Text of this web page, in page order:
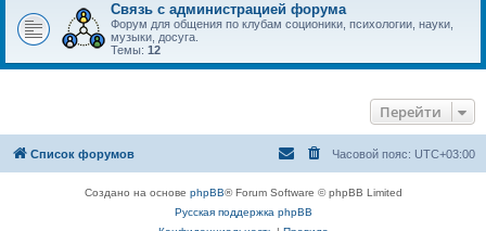
Связь с администрацией форума
Форум для общения по клубам соционики, психологии, науки,
музыки, досуга.
Темы: 12
Перейти
Список форумов Часовой пояс: UTC+03:00
Создано на основе phpBB® Forum Software © phpBB Limited
Русская поддержка phpBB